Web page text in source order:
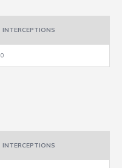
INTERCEPTIONS
0
INTERCEPTIONS